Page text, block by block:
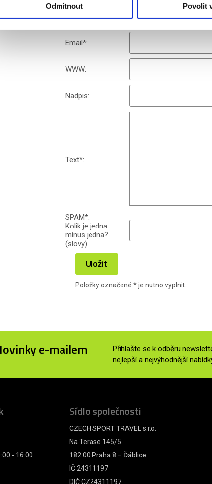
Odmítnout Povolit
Jméno*:
Email*:
WWW:
Nadpis:
Text*:
SPAM*:
Kolik je jedna
mínus jedna?
(slovy)
Uložit
Položky označené *je nutno vyplnit.
e-mailem
Přihlašte se k odběru
nejlepší a nejvýhodnější
- 16:00
Sídlo společnosti
CZECH SPORT TRAVEL s.r.o.
Na Terase 145/5
182 00 Praha 8 – Ďáblice
IČ 24311197
DIČ CZ24311197